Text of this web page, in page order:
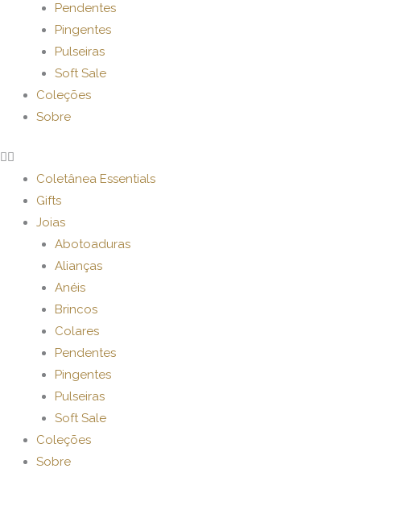
Pendentes
Pingentes
Pulseiras
Soft Sale
Coleções
Sobre
Coletânea Essentials
Gifts
Joias
Abotoaduras
Alianças
Anéis
Brincos
Colares
Pendentes
Pingentes
Pulseiras
Soft Sale
Coleções
Sobre